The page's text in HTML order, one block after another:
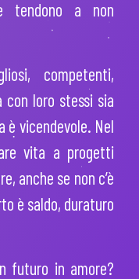
tendono a non
competenti,
loro stessi sia
è vicendevole. Nel
vita a progetti
anche se non c’è
è saldo, duraturo
futuro in amore?